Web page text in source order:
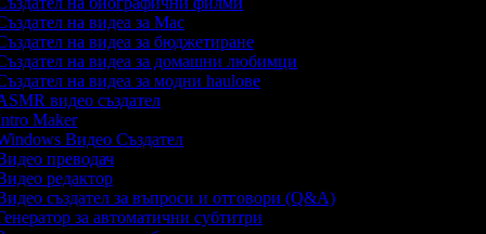
на видеа за Mac
на видеа за бюджетиране
на видеа за домашни любимци
на видеа за модни haulове
видео създател
Maker
Видео Създател
преводач
редактор
създател за въпроси и отговори (Q&A)
за автоматични субтитри